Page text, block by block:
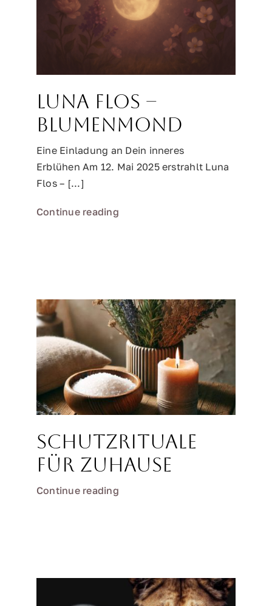
Luna Flos –
Blumenmond
Eine Einladung an Dein inneres
Erblühen Am 12. Mai 2025 erstrahlt Luna
Flos – [...]
Continue reading
Schutzrituale
für Zuhause
Continue reading